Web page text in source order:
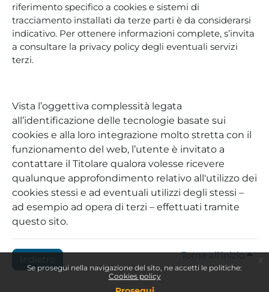
Se prosegui nella navigazione del sito, ne accetti le politiche:
Cookies policy
riferimento specifico a cookies e sistemi di
tracciamento installati da terze parti è da considerarsi
indicativo. Per ottenere informazioni complete, s’invita
a consultare la privacy policy degli eventuali servizi
terzi.
Vista l’oggettiva complessità legata
all’identificazione delle tecnologie basate sui
cookies e alla loro integrazione molto stretta con il
funzionamento del web, l’utente è invitato a
contattare il Titolare qualora volesse ricevere
qualunque approfondimento relativo all'utilizzo dei
cookies stessi e ad eventuali utilizzi degli stessi –
ad esempio ad opera di terzi – effettuati tramite
questo sito.
Indietro Torna all'inizio